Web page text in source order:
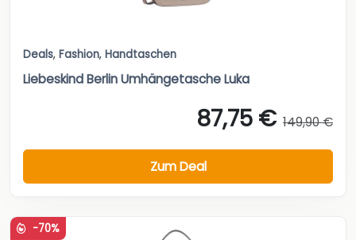
Deals, Fashion, Handtaschen
Liebeskind Berlin Umhängetasche Luka
87,75 € 149,90 €
Zum Deal
-70%